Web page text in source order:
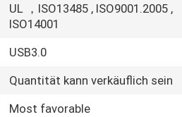
UL ，ISO13485 , ISO9001.2005 ,
ISO14001
USB3.0
Quantität kann verkäuflich sein
Most favorable